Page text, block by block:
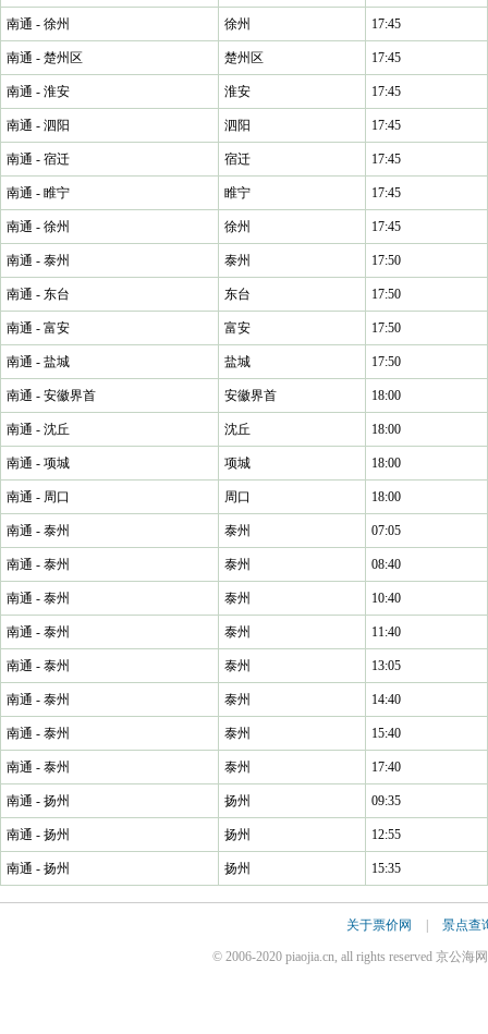
南通 - 徐州 徐州 17:45
南通 - 楚州区 楚州区 17:45
南通 - 淮安 淮安 17:45
南通 - 泗阳 泗阳 17:45
南通 - 宿迁 宿迁 17:45
南通 - 睢宁 睢宁 17:45
南通 - 徐州 徐州 17:45
南通 - 泰州 泰州 17:50
南通 - 东台 东台 17:50
南通 - 富安 富安 17:50
南通 - 盐城 盐城 17:50
南通 - 安徽界首 安徽界首 18:00
南通 - 沈丘 沈丘 18:00
南通 - 项城 项城 18:00
南通 - 周口 周口 18:00
南通 - 泰州 泰州 07:05
南通 - 泰州 泰州 08:40
南通 - 泰州 泰州 10:40
南通 - 泰州 泰州 11:40
南通 - 泰州 泰州 13:05
南通 - 泰州 泰州 14:40
南通 - 泰州 泰州 15:40
南通 - 泰州 泰州 17:40
南通 - 扬州 扬州 09:35
南通 - 扬州 扬州 12:55
南通 - 扬州 扬州 15:35
关于票价网 景点查
© 2006-2020 piaojia.cn, all rights reserved 京公海